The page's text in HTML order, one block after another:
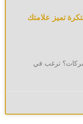
تميز علامتك
ترغب في